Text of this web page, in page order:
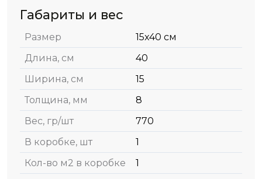
Габариты и вес
Размер
15x40 см
Длина, см
40
Ширина, см
15
Толщина, мм
8
Вес, гр/шт
770
В коробке, шт
1
Кол-во м2 в коробке
1